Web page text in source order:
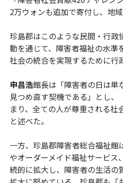
2万ウォンも追加で寄付し、地
珍島郡はこのような民間・行政
動を通じて、障害者福祉の水準
社会の統合を実現するために行
申昌浩館長は「障害者の日は単
見つめ直す契機である」とし、
まり、全ての人が尊重される社
と述べた。
一方、珍島郡障害者総合福祉館
やオーダーメイド福祉サービス
続的に拡大し、障害者の生活の